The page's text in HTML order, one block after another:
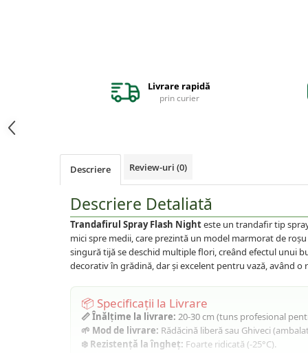
Picea
Trandafiri Urcatori
Livrare rapidă
prin curier
Descriere Review-uri (0)
Descriere Detaliată
Trandafirul Spray Flash Nighteste un trandafir tip
mici spre medii, care prezintă un model marmorat de
singură tijă se deschid multiple flori, creând efectul unui
decorativ în grădină, dar și excelent pentru vază, având o
📦 Specificații la Livrare
📏 Înălțime la livrare: 20-30 cm (tuns profesional
🌱 Mod de livrare: Rădăcină liberă sau Ghiveci
❄️ Rezistență la îngheț: Foarte ridicată (-25°C).